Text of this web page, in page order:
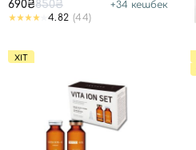
690₴850₴ +34 кешбек
4.82 (44)
ХІТ